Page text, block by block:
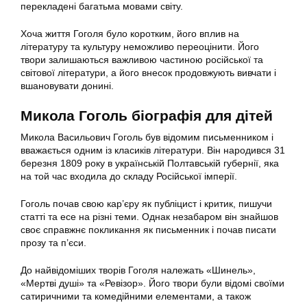
перекладені багатьма мовами світу.
Хоча життя Гоголя було коротким, його вплив на
літературу та культуру неможливо переоцінити. Його
твори залишаються важливою частиною російської та
світової літератури, а його внесок продовжують вивчати і
вшановувати донині.
Микола Гоголь біографія для дітей
Микола Васильович Гоголь був відомим письменником і
вважається одним із класиків літератури. Він народився 31
березня 1809 року в українській Полтавській губернії, яка
на той час входила до складу Російської імперії.
Гоголь почав свою кар’єру як публіцист і критик, пишучи
статті та есе на різні теми. Однак незабаром він знайшов
своє справжнє покликання як письменник і почав писати
прозу та п’єси.
До найвідоміших творів Гоголя належать «Шинель»,
«Мертві душі» та «Ревізор». Його твори були відомі своїми
сатиричними та комедійними елементами, а також